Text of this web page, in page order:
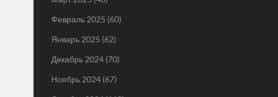
Февраль 2025 (60)
Январь 2025 (62)
Декабрь 2024 (70)
Ноябрь 2024 (67)